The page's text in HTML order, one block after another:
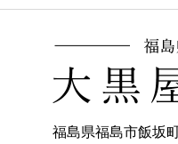
福島県福島市飯坂